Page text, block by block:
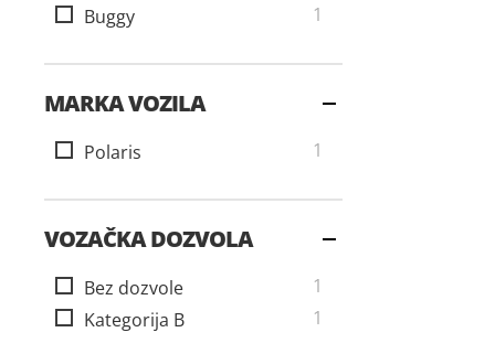
Buggy
1artikal
MARKA VOZILA
Polaris 1artikal
VOZAČKA DOZVOLA
Bez dozvole 1artikal
Kategorija B
1artikal